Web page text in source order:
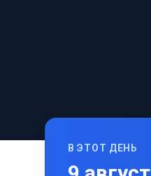
В ЭТОТ ДЕНЬ